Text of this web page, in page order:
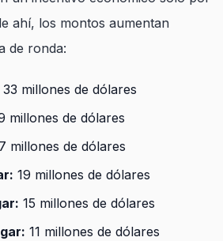
ahí, los montos aumentan
de ronda:
33 millones de dólares
millones de dólares
millones de dólares
19 millones de dólares
15 millones de dólares
11 millones de dólares